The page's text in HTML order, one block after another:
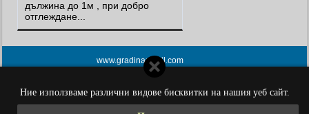
Ние използваме различни видове бисквитки на нашия уеб сайт.
дължина до 1м , при добро
отглеждане...
www.gradinasoleil.com
магазинът е изработен от PORTOKAL.biz